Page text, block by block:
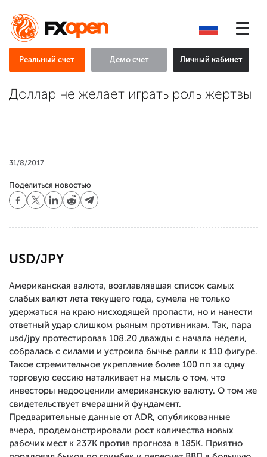
Реальный счет Демо счет Личный кабинет
Доллар не желает играть роль жертвы
31/8/2017
Поделиться новостью
USD/JPY
Американская валюта, возглавлявшая список самых
слабых валют лета текущего года, сумела не только
удержаться на краю нисходящей пропасти, но и нанести
ответный удар слишком рьяным противникам. Так, пара
usd/jpy протестировав 108.20 дважды с начала недели,
собралась с силами и устроила бычье ралли к 110 фигуре.
Такое стремительное укрепление более 100 пп за одну
торговую сессию наталкивает на мысль о том, что
инвесторы недооценили американскую валюту. О том же
свидетельствует вчерашний фундамент.
Предварительные данные от ADR, опубликованные
вчера, продемонстрировали рост количества новых
рабочих мест к 237К против прогноза в 185К. Приятно